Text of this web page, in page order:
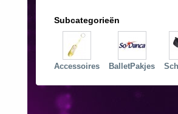
Subcategorieën
Accessoires BalletPakjes